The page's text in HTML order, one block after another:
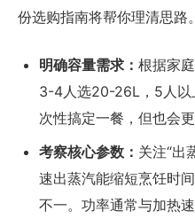
份选购指南将帮你理清思路。
明确容量需求： 根据家
3-4人选20-26L，5人以
次性搞定一餐，但也会更
考察核心参数： 关注“出
速出蒸汽能缩短烹饪时
不一。功率通常与加热